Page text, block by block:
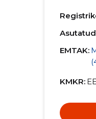
EMTAK:
KMKR: